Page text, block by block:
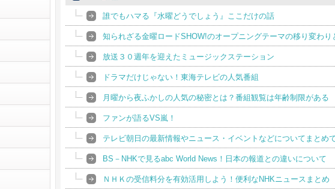
誰でもハマる『水曜どうでしょう』ここだけの話
知られざる金曜ロードSHOW!のオープニングテーマの移り変わり
放送３０週年を迎えたミュージックステーション
ドラマだけじゃない！東海テレビの人気番組
月曜から夜ふかしの人気の秘密とは？番組観覧は年齢制限がある
ファンが語るVS嵐！
テレビ朝日の最新情報やニュース・イベントなどについてまとめ
BS－NHKで見るabc World News！日本の報道との違いについて
ＮＨＫの受信料分を有効活用しよう！便利なNHKニュースまとめ